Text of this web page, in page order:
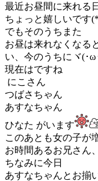
最近お昼間に来れる
ちょっと嬉しいです
でもそのうちまた
お昼は来れなくなる
い、今のうちにヾ(･ω
現在はですね
にこさん
つばさちゃん
あすなちゃん
ひなた がいます
このあとも女の子が
お時間あるお兄さん
ちなみに今日
あすなちゃんとお揃